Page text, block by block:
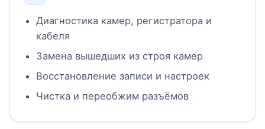
Диагностика камер, регистратора и
кабеля
Замена вышедших из строя камер
Восстановление записи и настроек
Чистка и переобжим разъёмов